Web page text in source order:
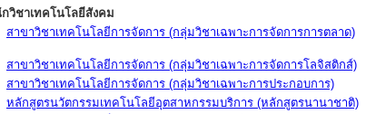
วิชาเทคโนโลยีสังคม
สาขาวิชาเทคโนโลยีการจัดการ (กลุ่มวิชาเฉพาะการจัดการการตลาด)
สาขาวิชาเทคโนโลยีการจัดการ (กลุ่มวิชาเฉพาะการจัดการโลจิสติกส์)
สาขาวิชาเทคโนโลยีการจัดการ (กลุ่มวิชาเฉพาะการประกอบการ)
หลักสูตรนวัตกรรมเทคโนโลยีอุตสาหกรรมบริการ (หลักสูตรนานาชาติ)